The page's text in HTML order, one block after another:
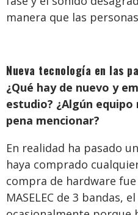
manera que las
Nueva tecnología en las
¿Qué hay de nuevo y
estudio? ¿Algún
pena mencionar?
En realidad ha pasado
haya comprado
compra de hardware
MASELEC de 3 bandas,